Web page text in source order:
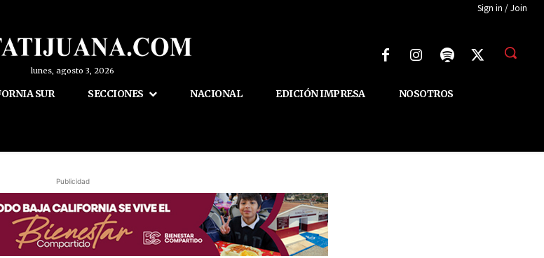
Sign in / Join
lunes, agosto 3, 2026
SUR SECCIONES NACIONAL EDICIÓN IMPRESA NOSOTROS
Publicidad